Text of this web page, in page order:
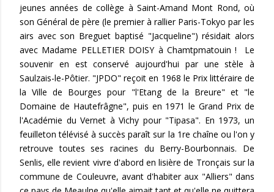
jeunes années de collège à Saint-Amand Mont Rond, où
son Général de père (le premier à rallier Paris-Tokyo par les
airs avec son Breguet baptisé "Jacqueline") résidait alors
avec Madame PELLETIER DOISY à Chamtpmatouin ! Le
souvenir en est conservé aujourd'hui par une stèle à
Saulzais-le-Pôtier. "JPDO" reçoit en 1968 le Prix littéraire de
la Ville de Bourges pour "l'Etang de la Breure" et "le
Domaine de Hautefrâgne", puis en 1971 le Grand Prix de
l'Académie du Vernet à Vichy pour "Tipasa". En 1973, un
feuilleton télévisé à succès paraît sur la 1re chaîne ou l'on y
retrouve toutes ses racines du Berry-Bourbonnais. De
Senlis, elle revient vivre d'abord en lisière de Tronçais sur la
commune de Couleuvre, avant d'habiter aux "Alliers" dans